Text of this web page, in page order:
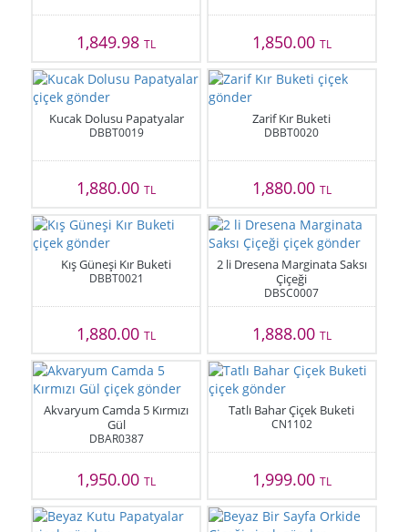
1,849.98TL 1,850.00 TL
Kucak Dolusu Papatyalar
DBBT0019
1,880.00TL
Zarif Kır Buketi
DBBT0020
1,880.00 TL
Kış Güneşi Kır Buketi
DBBT0021
1,880.00TL
2 li Dresena Marginata Saksı
Çiçeği
DBSC0007
1,888.00 TL
Akvaryum Camda 5 Kırmızı
Gül
DBAR0387
1,950.00TL
Tatlı Bahar Çiçek Buketi
CN1102
1,999.00 TL